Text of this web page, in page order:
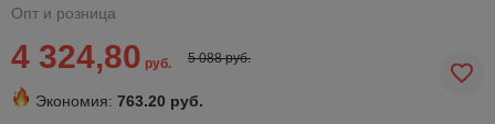
Опт и розница
4 324,80 руб. 5 088 руб.
Экономия: 763.20 руб.